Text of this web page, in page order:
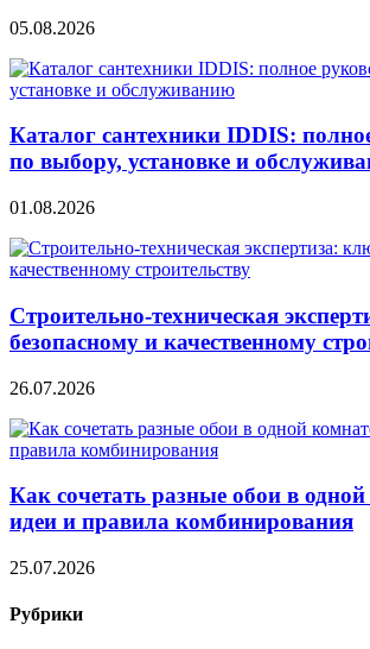
05.08.2026
Каталог сантехники IDDIS:
по выбору, установке и
01.08.2026
Строительно‑техническая
безопасному и качественному
26.07.2026
Как сочетать разные обои в
идеи и правила комбинирования
25.07.2026
Рубрики